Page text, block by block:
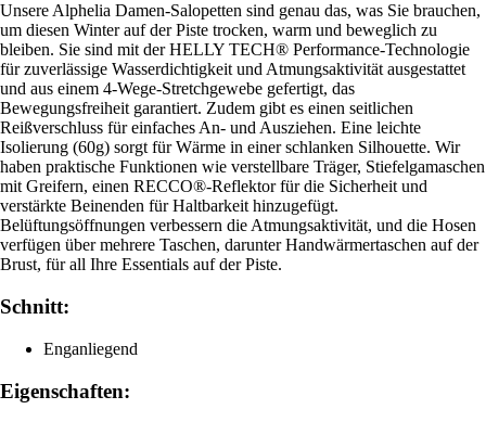
Unsere Alphelia Damen-Salopetten sind genau das, was Sie brauchen,
um diesen Winter auf der Piste trocken, warm und beweglich zu
bleiben. Sie sind mit der HELLY TECH® Performance-Technologie
für zuverlässige Wasserdichtigkeit und Atmungsaktivität ausgestattet
und aus einem 4-Wege-Stretchgewebe gefertigt, das
Bewegungsfreiheit garantiert. Zudem gibt es einen seitlichen
Reißverschluss für einfaches An- und Ausziehen. Eine leichte
Isolierung (60g) sorgt für Wärme in einer schlanken Silhouette. Wir
haben praktische Funktionen wie verstellbare Träger, Stiefelgamaschen
mit Greifern, einen RECCO®-Reflektor für die Sicherheit und
verstärkte Beinenden für Haltbarkeit hinzugefügt.
Belüftungsöffnungen verbessern die Atmungsaktivität, und die Hosen
verfügen über mehrere Taschen, darunter Handwärmertaschen auf der
Brust, für all Ihre Essentials auf der Piste.
Schnitt:
Enganliegend
Eigenschaften: